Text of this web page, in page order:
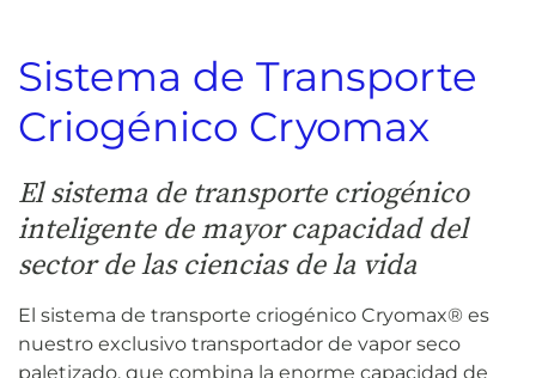
Sistema de Transporte
Criogénico Cryomax
El sistema de transporte criogénico
inteligente de mayor capacidad del
sector de las ciencias de la vida
El sistema de transporte criogénico Cryomax® es
nuestro exclusivo transportador de vapor seco
paletizado, que combina la enorme capacidad de